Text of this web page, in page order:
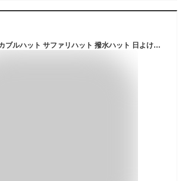
[iSEN LABEL] パッカブルハット サファリハット 撥水ハット 日よけ帽子 折り畳み UVカット あご紐付き 収納一体帽子 軽くて洗える バケットハット アウトドア キャップ フェス 登山 ゴルフ 釣り メンズ レディース コンパクト (ブラック)